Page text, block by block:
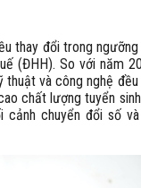
thay đổi trong
(ĐHH). So với năm
và công nghệ
chất lượng tuyển
chuyển đổi số